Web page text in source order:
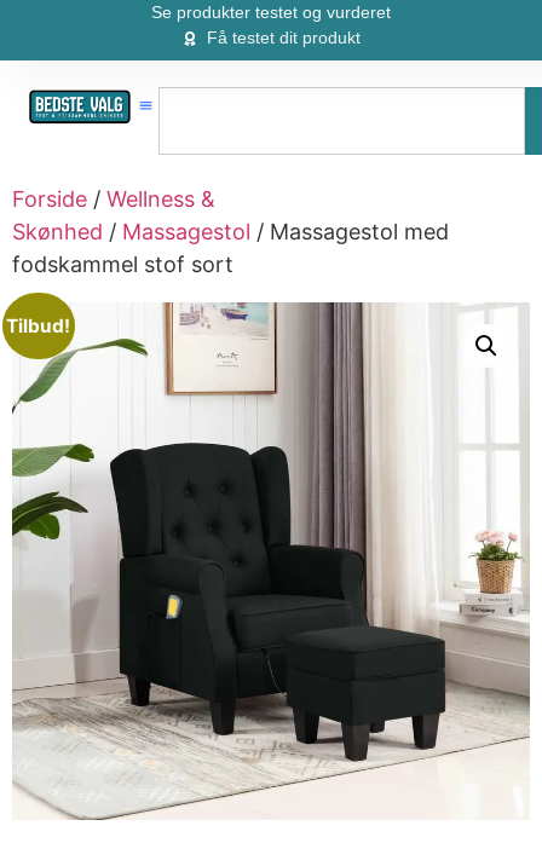
Se produkter testet og vurderet
Få testet dit produkt
Forside / Wellness &
Skønhed / Massagestol / Massagestol med
fodskammel stof sort
Tilbud!